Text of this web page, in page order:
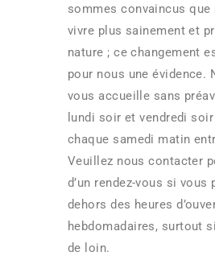
sommes convaincus que
vivre plus sainement et
nature ; ce changement
pour nous une évidence.
vous accueille sans
lundi soir et vendredi
chaque samedi matin
Veuillez nous contacter
d’un rendez-vous si vous
dehors des heures
hebdomadaires, surtout
de loin.